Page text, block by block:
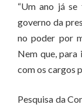
“Um ano já
governo da
no poder por
Nem que, para
com os cargos
Pesquisa da